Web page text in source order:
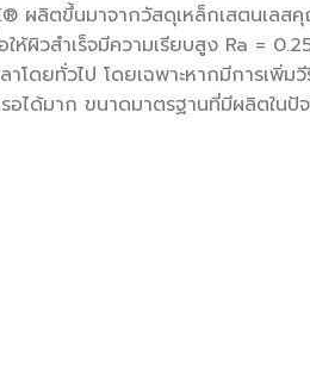
ผลิตขึ้นมาจากวัสดุเหล็กเสตนเล
ผิวสำเร็จมีความเรียบสูง Ra =
โดยทั่วไป โดยเฉพาะหากมีการเพิ่ม
อได้มาก ขนาดมาตรฐานที่มีผลิตในปั